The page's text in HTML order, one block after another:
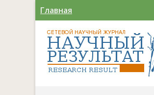
Главная